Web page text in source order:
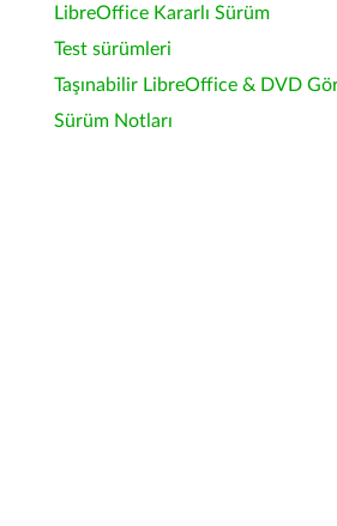
LibreOffice Kararlı Sürüm
Test sürümleri
Taşınabilir LibreOffice & DVD
Sürüm Notları